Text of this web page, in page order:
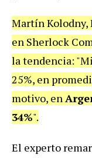
Martín Kolodny,
en Sherlock
la tendencia:
25%, en
motivo, en
34%".
El experto